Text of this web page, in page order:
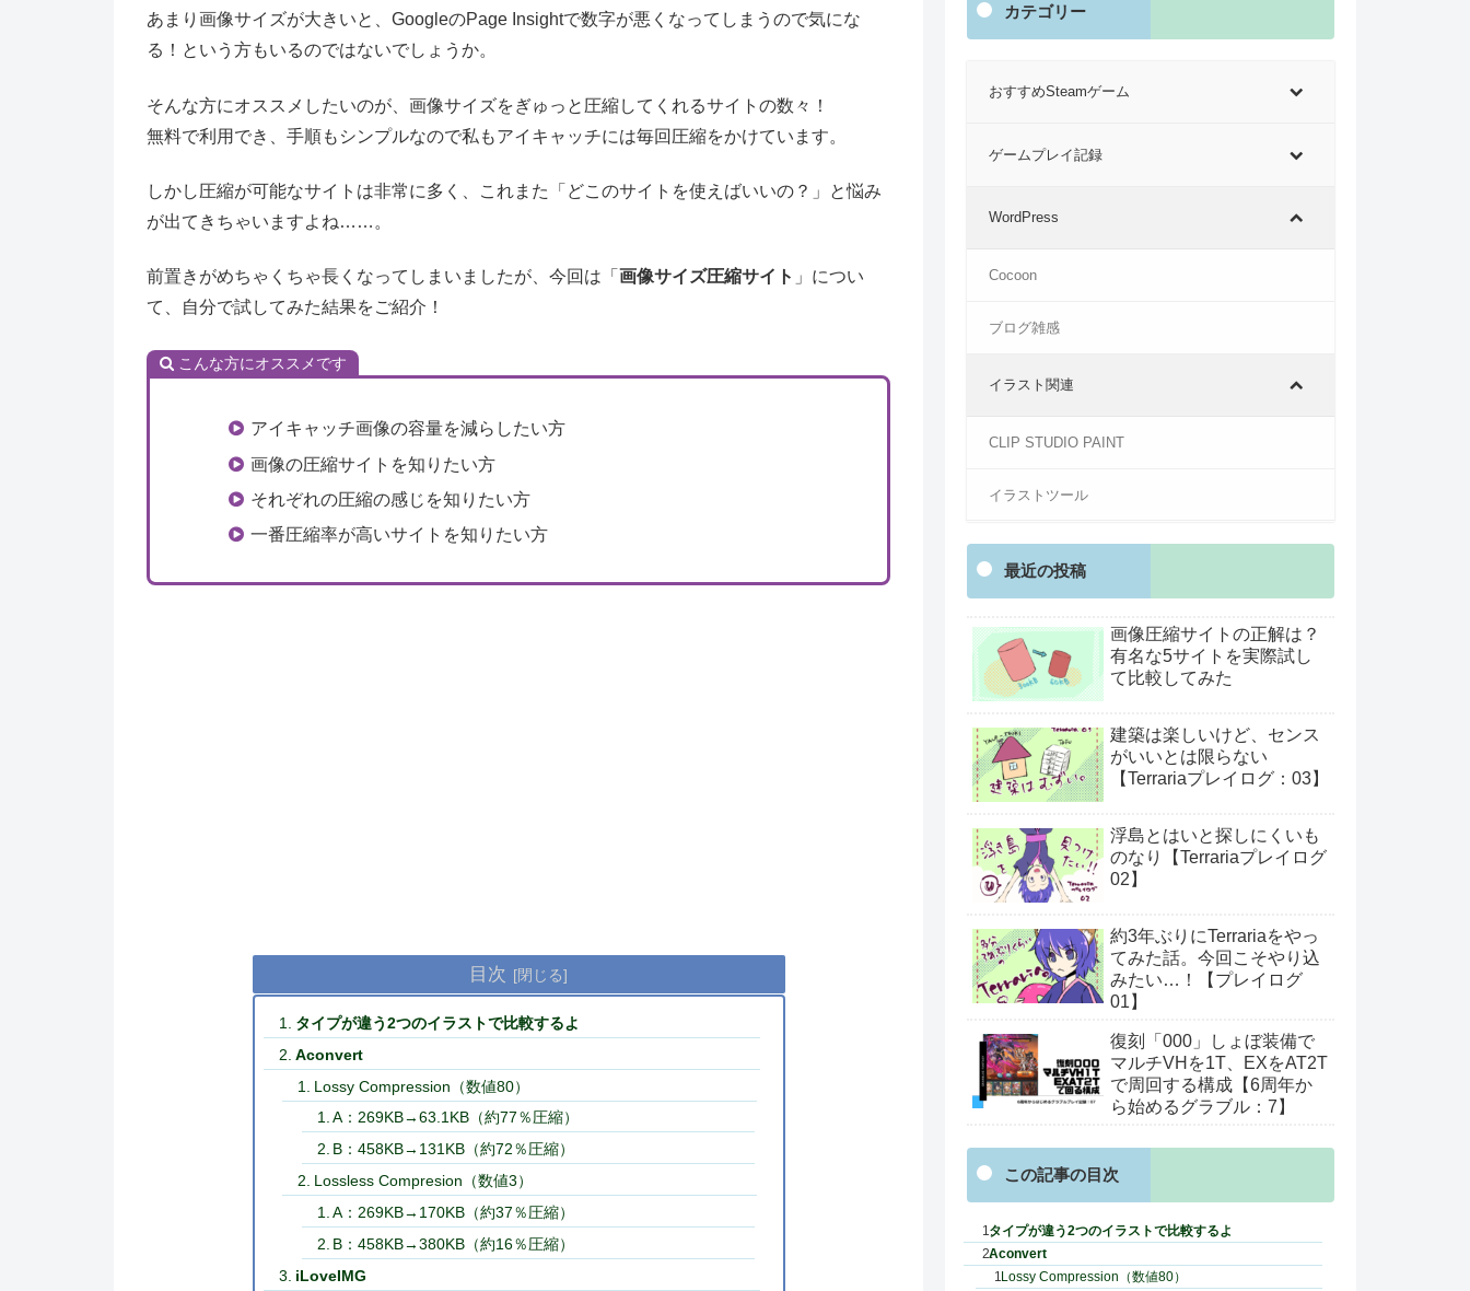
あまり画像サイズが大きいと、GoogleのPage Insightで数字が悪くなってしまうので気にな
る！という方もいるのではないでしょうか。
そんな方にオススメしたいのが、画像サイズをぎゅっと圧縮してくれるサイトの数々！
無料で利用でき、手順もシンプルなので私もアイキャッチには毎回圧縮をかけています。
しかし圧縮が可能なサイトは非常に多く、これまた「どこのサイトを使えばいいの？」と悩み
が出てきちゃいますよね……。
前置きがめちゃくちゃ長くなってしまいましたが、今回は「 画像サイズ圧縮サイト 」につい
て、自分で試してみた結果をご紹介！
こんな方にオススメです
アイキャッチ画像の容量を減らしたい方
画像の圧縮サイトを知りたい方
それぞれの圧縮の感じを知りたい方
一番圧縮率が高いサイトを知りたい方
目次
タイプが違う2つのイラストで比較するよ
Aconvert
Lossy Compression（数値80）
A：269KB→63.1KB（約77％圧縮）
B：458KB→131KB（約72％圧縮）
Lossless Compresion（数値3）
A：269KB→170KB（約37％圧縮）
B：458KB→380KB（約16％圧縮）
iLoveIMG
カテゴリー
おすすめSteamゲーム
ゲームプレイ記録
WordPress
Cocoon
ブログ雑感
イラスト関連
CLIP STUDIO PAINT
イラストツール
最近の投稿
画像圧縮サイトの正解は？
有名な5サイトを実際試し
て比較してみた
建築は楽しいけど、センス
がいいとは限らない
【Terrariaプレイログ：03】
浮島とはいと探しにくいも
のなり【Terrariaプレイログ
02】
約3年ぶりにTerrariaをやっ
てみた話。今回こそやり込
みたい…！【プレイログ
01】
復刻「000」しょぼ装備で
マルチVHを1T、EXをAT2T
で周回する構成【6周年か
ら始めるグラブル：7】
この記事の目次
タイプが違う2つのイラストで比較するよ
Aconvert
Lossy Compression（数値80）